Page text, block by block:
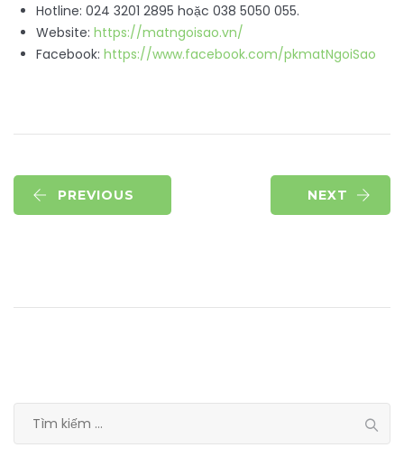
Hotline: 024 3201 2895 hoặc 038 5050 055.
Website: https://matngoisao.vn/
Facebook: https://www.facebook.com/pkmatNgoiSao
PREVIOUS NEXT
kiếm